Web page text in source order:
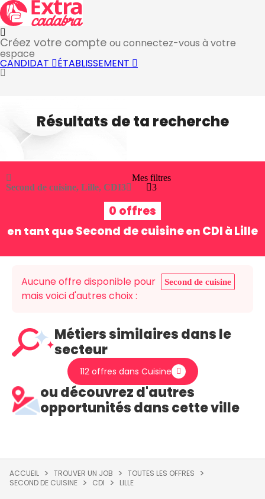
Créez votre compte ou connectez-vous à votre
espace
CANDIDAT ÉTABLISSEMENT
Résultats de ta recherche
Second de cuisine, Lille, CDI3
Mes filtres
3
0 offres
en tant que Second de cuisineen CDI à Lille
Aucune offre disponible pour Second de cuisine
mais voici d'autres choix :
Métiers similaires dans le
secteur
112 offres dans Cuisine
ou découvrez d'autres
opportunités dans cette ville
ACCUEIL TROUVER UN JOB
TOUTES LES OFFRES
SECOND DE CUISINE
CDI LILLE